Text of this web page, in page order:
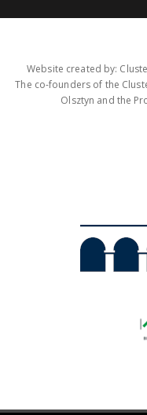
Website created by:
The co-founders of the
Olsztyn and the